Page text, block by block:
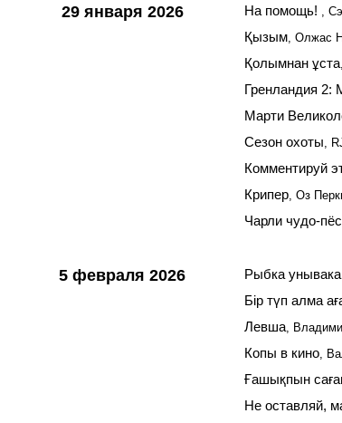
29 января 2026 На помощь! ,
Қызым, Олжас
Қолымнан ұста
Гренландия 2:
Марти
Сезон охоты,
Комментируй
Крипер, Оз
Чарли чудо-пёс
5 февраля 2026 Рыбка
Бiр түп алма
Левша,
Копы в кино,
Ғашықпын
Не оставляй,